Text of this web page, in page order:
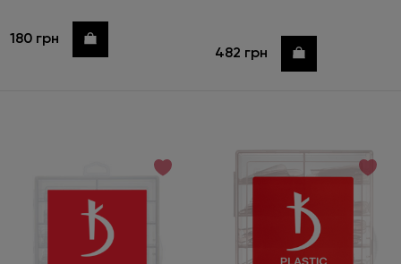
180 грн Купити
482 грн Купити